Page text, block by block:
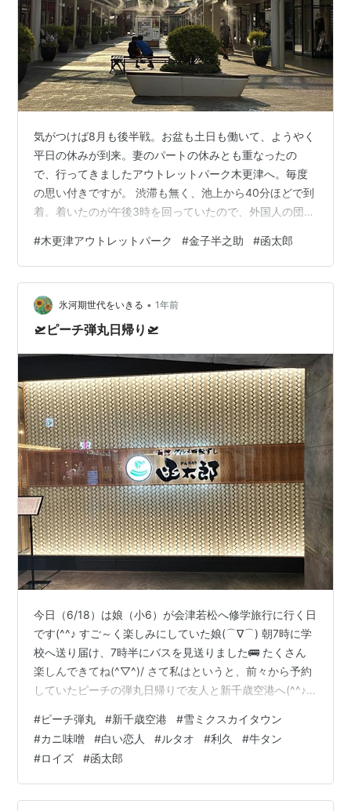
気がつけば8月も後半戦。お盆も土日も働いて、ようやく
平日の休みが到来。妻のパートの休みとも重なったの
で、行ってきましたアウトレットパーク木更津へ。毎度
の思い付きですが。 渋滞も無く、池上から40分ほどで到
着。着いたのが午後3時を回っていたので、外国人の団体
だけど、とにかく暑い！ まずは「函太郎」で軽く腹ごし
らえ。行列ゼロなのがいいね。その後は二手に分かれて
フードコートで合流することに。 果汁工房果琳（蒲田に
もあります）でスイカジュース（右）と桃のスムージー
（左）で水分補給。その後もアウトレットをぶらり。 結
#木更津アウトレットパーク #金子半之助 #函太郎
氷河期世代をいきる • 1年前
🛫ピーチ弾丸日帰り🛫
今日（6/18）は娘（小6）が会津若松へ修学旅行に行く日
です(^^♪ すご～く楽しみにしていた娘(⌒∇⌒) 朝7時に学
校へ送り届け、7時半にバスを見送りました🚌 たくさん
楽しんできてね(^▽^)/ さて私はというと、前々から予約
していたピーチの弾丸日帰りで友人と新千歳空港へ(^^♪
んです✨ 今回のテーマはお寿司とお買い物(^^♪ 到着そう
そう、まずは函太郎 新千歳空港店へ🍣 オープン25分前に
も関わらず、すでに行列が💦 とはいっても平日なので、
2人で広いテーブル席へ案内していただけました(⌒∇⌒)
まずはおまかせ8貫盛り ¥2,530＆サッ…
#ピーチ弾丸 #新千歳空港 #雪ミクスカイタウン
#カニ味噌 #白い恋人 #ルタオ #利久 #牛タン
#ロイズ #函太郎